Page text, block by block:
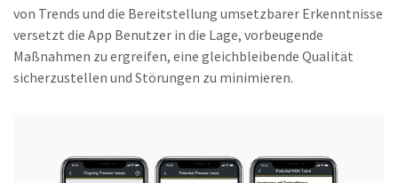
von Trends und die Bereitstellung umsetzbarer Erkenntnisse
versetzt die App Benutzer in die Lage, vorbeugende
Maßnahmen zu ergreifen, eine gleichbleibende Qualität
sicherzustellen und Störungen zu minimieren.